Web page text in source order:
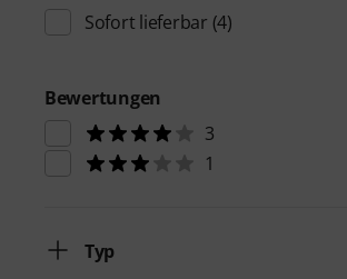
Sofort lieferbar (4)
Bewertungen
3
1
Typ